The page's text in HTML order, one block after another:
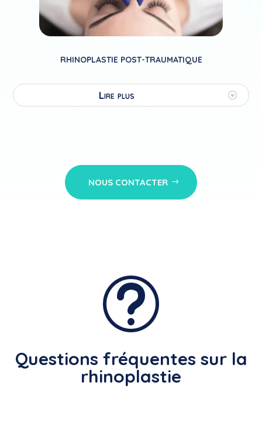
RHINOPLASTIE POST-TRAUMATIQUE
Lire plus
NOUS CONTACTER
t
Questions fréquentes sur la
rhinoplastie